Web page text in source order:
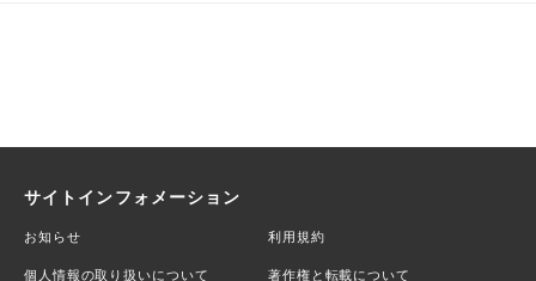
サイトインフォメーション
お知らせ 利用規約
個人情報の取り扱いについて 著作権と転載について